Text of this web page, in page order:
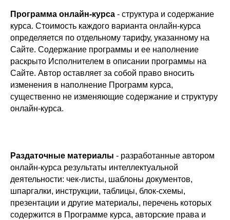
Программа онлайн-курса - структура и содержание
курса. Стоимость каждого варианта онлайн-курса
определяется по отдельному тарифу, указанному на
Сайте. Содержание программы и ее наполнение
раскрыто Исполнителем в описании программы на
Сайте. Автор оставляет за собой право вносить
изменения в наполнение Программ курса,
существенно не изменяющие содержание и структуру
онлайн-курса.
Раздаточные материалы - разработанные автором
онлайн-курса результаты интеллектуальной
деятельности: чек-листы, шаблоны документов,
шпаргалки, инструкции, таблицы, блок-схемы,
презентации и другие материалы, перечень которых
содержится в Программе курса, авторские права и